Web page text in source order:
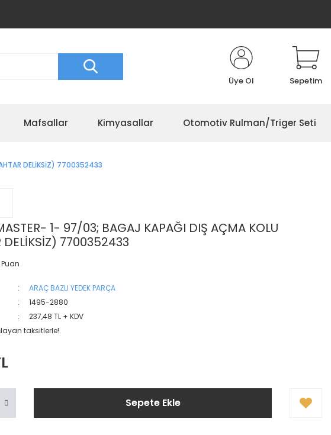
Üye Ol Sepetim
Mafsallar Kimyasallar Otomotiv Rulman/Triger Seti
DELİKSİZ) 7700352433
1- 97/03; BAGAJ KAPAĞI DIŞ AÇMA KOLU
DELİKSİZ) 7700352433
ARAÇ BAZLI YEDEK PARÇA
1495-2880
237,48 TL + KDV
taksitlerle!
Sepete Ekle